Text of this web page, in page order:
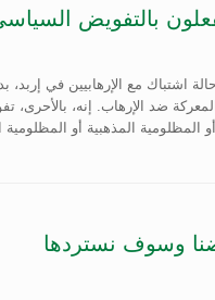
بالتفويض
اشتباك مع الإرهابيين في
المعركة ضد الإرهاب. إنه،
المظلومية المذهبية أو
وسوف نستردها